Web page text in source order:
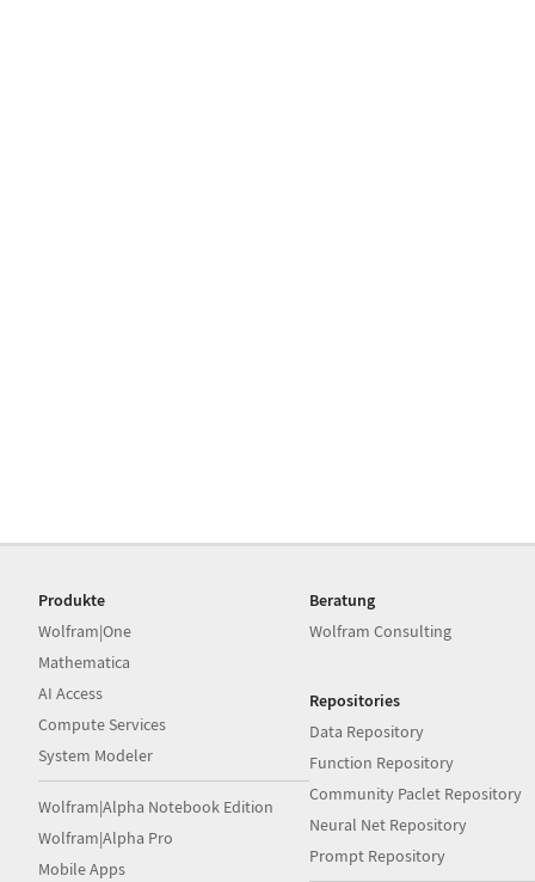
Produkte
Wolfram|One
Mathematica
AI Access
Compute Services
System Modeler
Wolfram|Alpha Notebook Edition
Wolfram|Alpha Pro
Mobile Apps
Beratung
Wolfram Consulting
Repositories
Data Repository
Function Repository
Community Paclet Repository
Neural Net Repository
Prompt Repository